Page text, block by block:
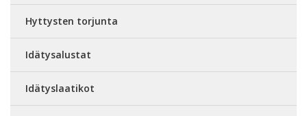
Hyttysten torjunta
Idätysalustat
Idätyslaatikot